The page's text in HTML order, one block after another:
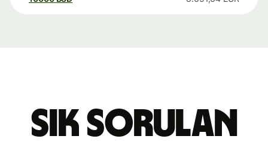
Sık sorulan